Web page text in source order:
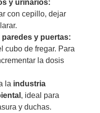
y urinarios:
con cepillo, dejar
paredes y puertas:
cubo de fregar. Para
la dosis
la industria
, ideal para
y duchas.